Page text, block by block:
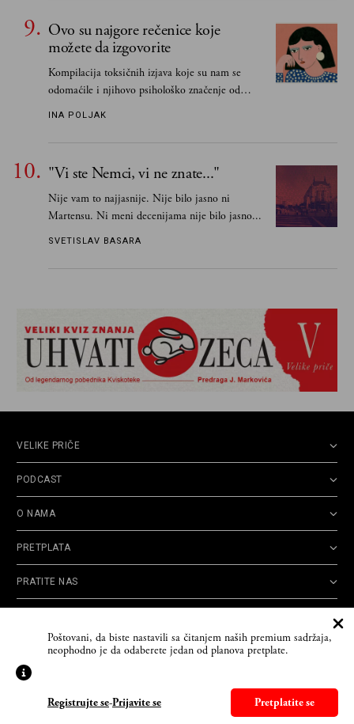
Ovo su najgore rečenice koje
možete da izgovorite
Kompilacija toksičnih izjava koje su nam se
odomaćile i njihovo psihološko značenje od
INA POLJAK
"Vi ste Nemci, vi ne znate..."
Nije vam to najjasnije. Nije bilo jasno ni
Martensu. Ni meni decenijama nije bilo jasno...
SVETISLAV BASARA
Poštovani, da biste nastavili sa čitanjem naših premium sadržaja,
neophodno je da odaberete jedan od planova pretplate.
Registrujte se-Prijavite se Pretplatite se
VELIKE PRIČE
PODCAST
O NAMA
PRETPLATA
PRATITE NAS
privatnosti
korišćenja
reklamacija
Policy
© 2026Velike priče- TCT News and Entertainment - Sva prava zadržana. Developed